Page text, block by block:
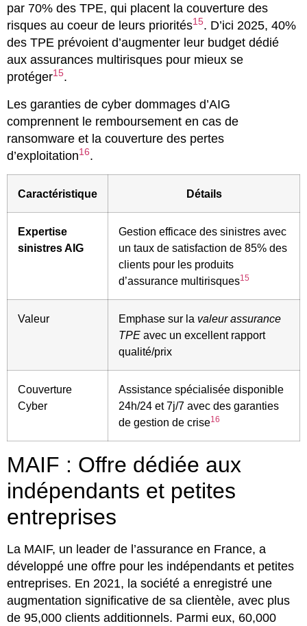
par 70% des TPE, qui placent la couverture des
risques au coeur de leurs priorités15. D’ici 2025, 40%
des TPE prévoient d’augmenter leur budget dédié
aux assurances multirisques pour mieux se
protéger15.
Les garanties de cyber dommages d’AIG
comprennent le remboursement en cas de
ransomware et la couverture des pertes
d’exploitation16.
Caractéristique Détails
Expertise
sinistres AIG
Gestion efficace des sinistres avec
un taux de satisfaction de 85% des
clients pour les produits
d’assurance multirisques15
Valeur Emphase sur la valeur assurance
TPE avec un excellent rapport
qualité/prix
Couverture
Cyber
Assistance spécialisée disponible
24h/24 et 7j/7 avec des garanties
de gestion de crise16
MAIF : Offre dédiée aux
indépendants et petites
entreprises
La MAIF, un leader de l’assurance en France, a
développé une offre pour les indépendants et petites
entreprises. En 2021, la société a enregistré une
augmentation significative de sa clientèle, avec plus
de 95,000 clients additionnels. Parmi eux, 60,000